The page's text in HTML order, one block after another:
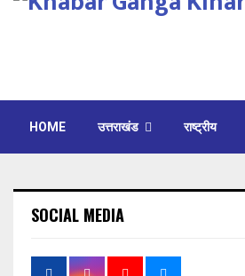
HOME उत्तराखंड राष्ट्रीय
SOCIAL MEDIA